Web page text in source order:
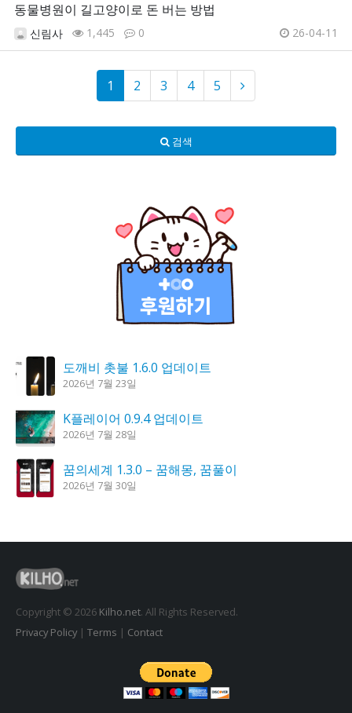
동물병원이 길고양이로 돈 버는 방법
신림사 1,445 0 26-04-11
1 2 3 4 5
검색
도깨비 촛불 1.6.0 업데이트
2026년 7월 23일
K플레이어 0.9.4 업데이트
2026년 7월 28일
꿈의세계 1.3.0 – 꿈해몽, 꿈풀이
2026년 7월 30일
시크릿DNS 3.9.3 업데이트
2026년 7월 30일
Copyright © 2026 Kilho.net. All Rights Reserved.
Privacy Policy| Terms | Contact